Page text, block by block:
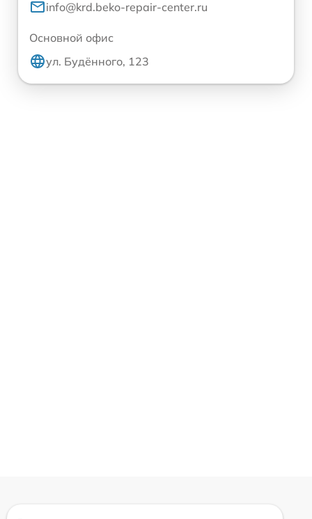
info@krd.beko-repair-center.ru
Основной офис
ул. Будённого, 123